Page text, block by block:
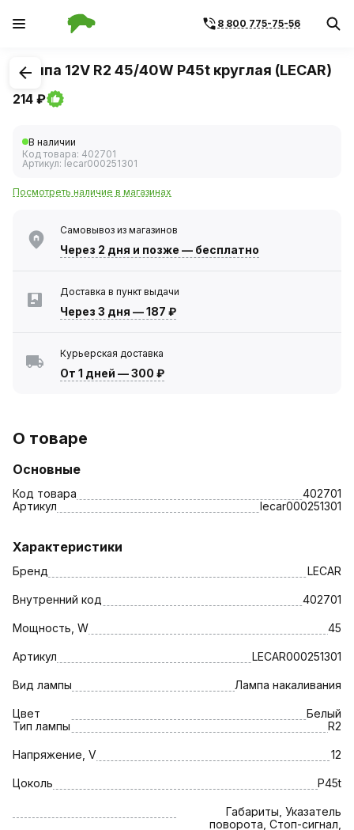
8 800 775-75-56
1/2
Лампа 12V R2 45/40W P45t круглая (LECAR)
214 ₽
В наличии
Код товара: 402701
Артикул: lecar000251301
Посмотреть наличие в магазинах
Самовывоз из магазинов
Через 2 дня и позже — бесплатно
Доставка в пункт выдачи
Через 3 дня —187 ₽
Курьерская доставка
От 1 дней —300 ₽
О товаре
Основные
Код товара
402701
Артикул
lecar000251301
Характеристики
Бренд LECAR
Внутренний код 402701
Мощность, W 45
Артикул LECAR000251301
Вид лампы Лампа накаливания
Цвет
Белый
Тип лампы
R2
Напряжение, V 12
Цоколь P45t
Габариты, Указатель
поворота, Стоп-сигнал,